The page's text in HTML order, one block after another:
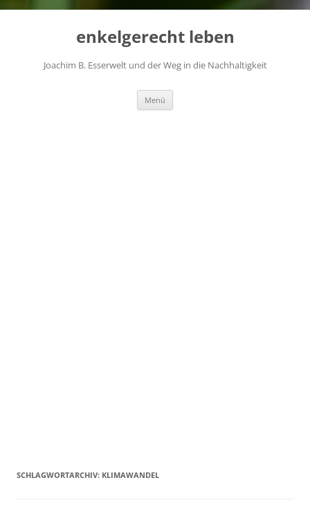
...
Zum
enkelgerecht leben
Joachim B. Esserwelt und der Weg in die Nachhaltigkeit
Menü
SCHLAGWORTARCHIV: KLIMAWANDEL